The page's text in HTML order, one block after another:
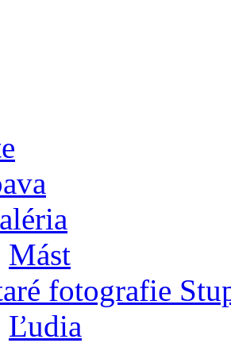
Mást
fotografie
Ľudia